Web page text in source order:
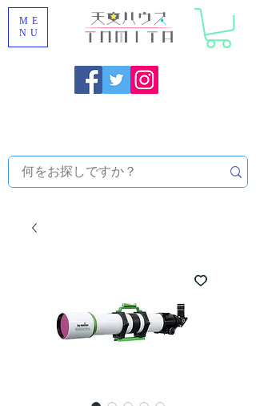
ME
NU